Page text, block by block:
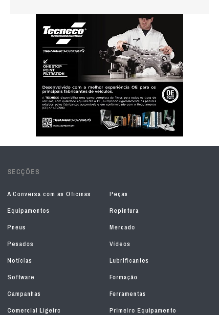
SECÇÕES
À Conversa com as Oficinas
Peças
Equipamentos
Repintura
Pneus
Mercado
Pesados
Vídeos
Notícias
Lubrificantes
Software
Formação
Campanhas
Ferramentas
Comercial Ligeiro
Primeiro Equipamento